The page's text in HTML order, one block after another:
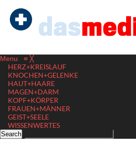
Menu ≡ ╳
HERZ+KREISLAUF
KNOCHEN+GELENKE
HAUT+HAARE
MAGEN+DARM
KOPF+KÖRPER
FRAUEN+MÄNNER
GEIST+SEELE
WISSENWERTES